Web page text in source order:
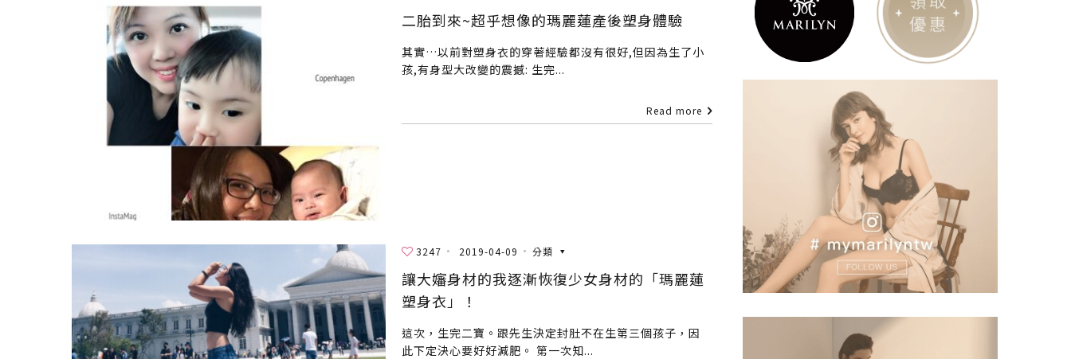
二胎到來~超乎想像的瑪麗蓮產後塑身體驗
其實…以前對塑身衣的穿著經驗都沒有很好,但因為生了小
孩,有身型大改變的震撼: 生完...
Read more
3247 2019-04-09 分類
讓大嬸身材的我逐漸恢復少女身材的「瑪麗蓮
塑身衣」！
這次，生完二寶。跟先生決定封肚不在生第三個孩子，因
此下定決心要好好減肥。 第一次知...